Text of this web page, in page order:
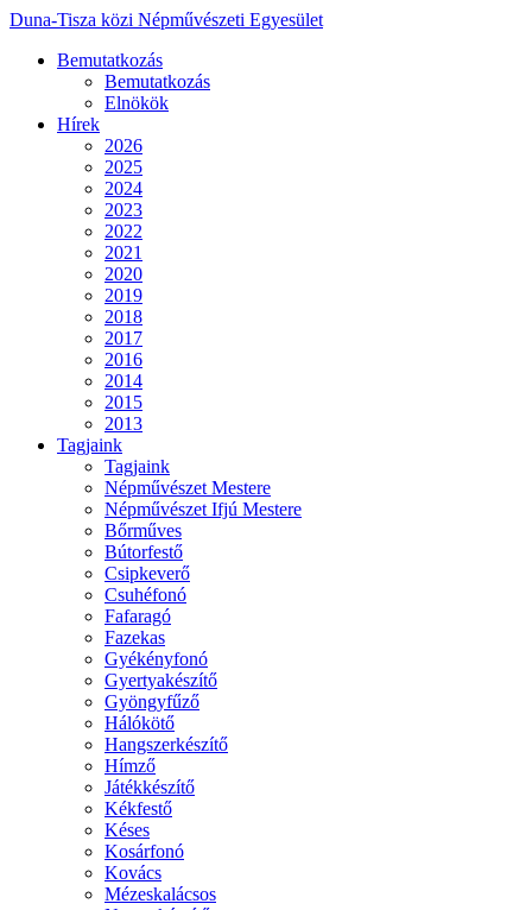
Duna-Tisza közi Népművészeti Egyesület
Bemutatkozás
Bemutatkozás
Elnökök
Hírek
2026
2025
2024
2023
2022
2021
2020
2019
2018
2017
2016
2014
2015
2013
Tagjaink
Tagjaink
Népművészet Mestere
Népművészet Ifjú Mestere
Bőrműves
Bútorfestő
Csipkeverő
Csuhéfonó
Fafaragó
Fazekas
Gyékényfonó
Gyertyakészítő
Gyöngyfűző
Hálókötő
Hangszerkészítő
Hímző
Játékkészítő
Kékfestő
Késes
Kosárfonó
Kovács
Mézeskalácsos